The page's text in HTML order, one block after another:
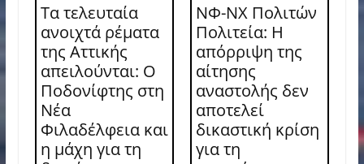
Τα τελευταία
ανοιχτά ρέματα
της Αττικής
απειλούνται: Ο
Ποδονίφτης στη
Νέα
Φιλαδέλφεια και
η μάχη για τη
ΝΦ-ΝΧ Πολιτών
Πολιτεία: Η
απόρριψη της
αίτησης
αναστολής δεν
αποτελεί
δικαστική κρίση
για τη